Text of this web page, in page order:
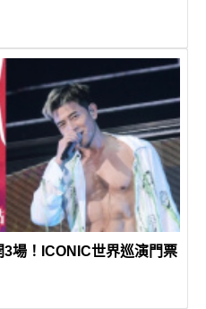
場！ICONIC世界巡演門票